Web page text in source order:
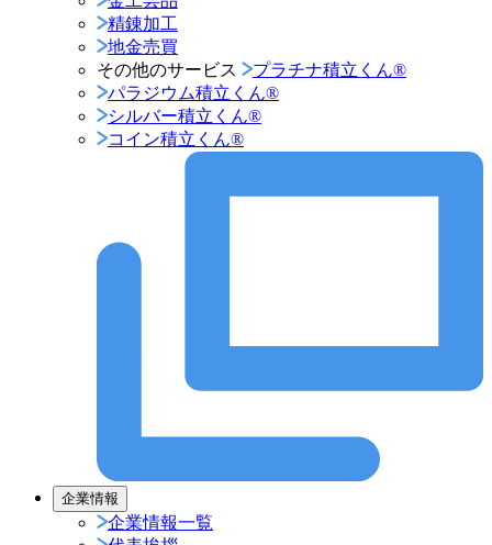
精錬加工
地金売買
その他のサービス
プラチナ積立くん®︎
パラジウム積立くん®︎
シルバー積立くん®︎
コイン積立くん®︎
企業情報
企業情報一覧